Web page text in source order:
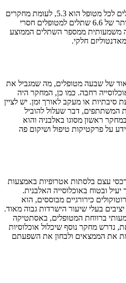
במחקר זה נמצא כי ממוצע השתלים לכל מטופל הוא 5.3, לעומת מחקרים
אחרים שדיווחו על ממוצע גבוה יותר של 6.6 שתלים למטופלים חסרי
משמעותית ממספר השתלים הממוצע
חלקי.
של שבעה מטופלים, מה שמגביל את
רחבה. כמו כן, המחקר היה
סיבתיות או מעקב לאורך זמן. יש לציין
המשתתפים, דבר שעלול להוביל
ראשון מסוגו באלבניה והוא
על פרקטיקות טיפול ושיקום פה
עצם בלסתות אטרופיות באמצעות
ובטוח באוכלוסייה האלבנית.
כירורגיים מבוססים, הוא
בעלי שיעור הישרדות גבוה מאוד.
ברווחת המטופלים, באסתטיקה
נדרש מחקר נוסף שיכלול אוכלוסיות
את הממצאים ולבחון את השפעתם